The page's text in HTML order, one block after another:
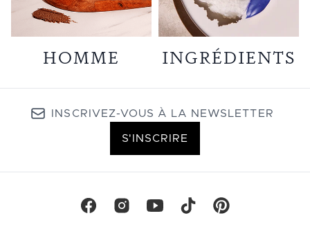
HOMME INGRÉDIENTS
INSCRIVEZ-VOUS À LA NEWSLETTER
S'INSCRIRE